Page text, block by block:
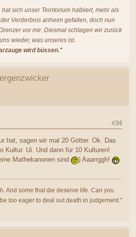
sich unser Territorium halbiert, mehr als
Verderbnis anheim gefallen, doch nun
vor mir. Diesmal schlagen wir zurück
wieder, was unseres ist.
wird büssen."
#34
hat, sagen wir mal 20 Götter. Ok. Das
Kultur. Ui. Und dann für 10 Kulturen!
Mathekanonen sind
) Aaarrggh!
And some that die deserve life. Can you
too eager to deal out death in judgement."